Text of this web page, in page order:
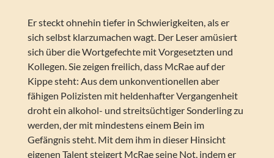
Er steckt ohnehin tiefer in Schwierigkeiten, als er
sich selbst klarzumachen wagt. Der Leser amüsiert
sich über die Wortgefechte mit Vorgesetzten und
Kollegen. Sie zeigen freilich, dass McRae auf der
Kippe steht: Aus dem unkonventionellen aber
fähigen Polizisten mit heldenhafter Vergangenheit
droht ein alkohol- und streitsüchtiger Sonderling zu
werden, der mit mindestens einem Bein im
Gefängnis steht. Mit dem ihm in dieser Hinsicht
eigenen Talent steigert McRae seine Not, indem er